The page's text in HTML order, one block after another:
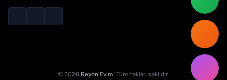
© 2026 Reyon Evim. Tüm hakları saklıdır.